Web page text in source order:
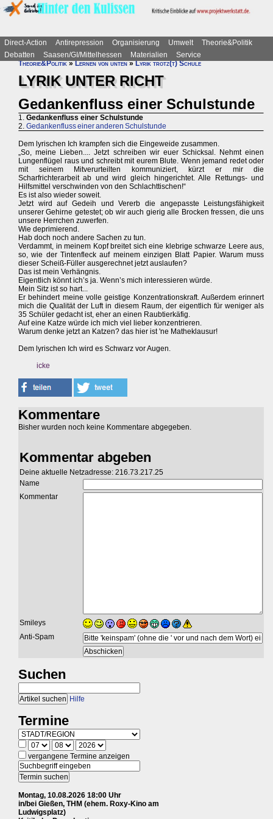
Direct-Action Antirepression Organisierung Umwelt
Theorie&Politik
Debatten
Saasen/GI/Mittelhessen Materialien
Service
Theorie&Politik»Lernen von unten»Lyrik trotz(t) Schule
LYRIK UNTER RICHT
Gedankenfluss einer Schulstunde
1. Gedankenfluss einer Schulstunde
2. Gedankenfluss einer anderen Schulstunde
Dem lyrischen Ich krampfen sich die Eingeweide zusammen.
„So, meine Lieben.... Jetzt schreiben wir euer Schicksal. Nehmt einen
Lungenflügel raus und schreibt mit eurem Blute. Wenn jemand redet oder
mit seinem Mitverurteilten kommuniziert, kürzt er mir die
Scharfrichterarbeit ab und wird gleich hingerichtet. Alle Rettungs- und
Hilfsmittel verschwinden von den Schlachttischen!“
Es ist also wieder soweit.
Jetzt wird auf Gedeih und Vererb die angepasste Leistungsfähigkeit
unserer Gehirne getestet; ob wir auch gierig alle Brocken fressen, die uns
unsere Herrchen zuwerfen.
Wie deprimierend.
Hab doch noch andere Sachen zu tun.
Verdammt, in meinem Kopf breitet sich eine klebrige schwarze Leere aus,
so, wie der Tintenfleck auf meinem einzigen Blatt Papier. Warum muss
dieser Scheiß-Füller ausgerechnet jetzt auslaufen?
Das ist mein Verhängnis.
Eigentlich könnt ich’s ja. Wenn’s mich interessieren würde.
Mein Sitz ist so hart...
Er behindert meine volle geistige Konzentrationskraft. Außerdem erinnert
mich die Qualität der Luft in diesem Raum, der eigentlich für weniger als
35 Schüler gedacht ist, eher an einen Raubtierkäfig.
Auf eine Katze würde ich mich viel lieber konzentrieren.
Warum denke jetzt an Katzen? das hier ist 'ne Matheklausur!
Dem lyrischen Ich wird es Schwarz vor Augen.
icke
Kommentare
Bisher wurden noch keine Kommentare abgegeben.
Kommentar abgeben
Deine aktuelle Netzadresse: 216.73.217.25
Name
Kommentar
Smileys
Anti-Spam
Suchen
Hilfe
Termine
vergangene Termine anzeigen
Montag, 10.08.2026 18:00 Uhr
in/bei Gießen, THM (ehem. Roxy-Kino am
Ludwigsplatz)